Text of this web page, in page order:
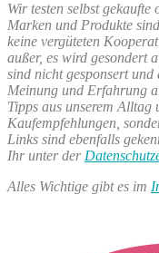
Wir testen selbst
Marken und Produkte
keine vergüteten
außer, es wird gesondert
sind nicht gesponsert
Meinung und Erfahrung
Tipps aus unserem Alltag
Kaufempfehlungen,
Links sind ebenfalls
Ihr unter der
Alles Wichtige gibt es im